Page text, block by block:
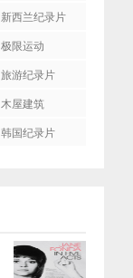
新西兰纪录片
极限运动
旅游纪录片
木屋建筑
韩国纪录片